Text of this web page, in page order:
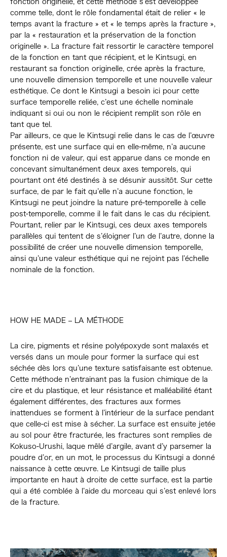
fonction originelle, et cette méthode s’est développée
comme telle, dont le rôle fondamental était de relier « le
temps avant la fracture » et « le temps après la fracture »,
par la « restauration et la préservation de la fonction
originelle ». La fracture fait ressortir le caractère temporel
de la fonction en tant que récipient, et le Kintsugi, en
restaurant sa fonction originelle, crée après la fracture,
une nouvelle dimension temporelle et une nouvelle valeur
esthétique. Ce dont le Kintsugi a besoin ici pour cette
surface temporelle reliée, c’est une échelle nominale
indiquant si oui ou non le récipient remplit son rôle en
tant que tel.
Par ailleurs, ce que le Kintsugi relie dans le cas de l’œuvre
présente, est une surface qui en elle-même, n’a aucune
fonction ni de valeur, qui est apparue dans ce monde en
concevant simultanément deux axes temporels, qui
pourtant ont été destinés à se désunir aussitôt. Sur cette
surface, de par le fait qu’elle n’a aucune fonction, le
Kintsugi ne peut joindre la nature pré-temporelle à celle
post-temporelle, comme il le fait dans le cas du récipient.
Pourtant, relier par le Kintsugi, ces deux axes temporels
parallèles qui tentent de s’éloigner l’un de l’autre, donne la
possibilité de créer une nouvelle dimension temporelle,
ainsi qu’une valeur esthétique qui ne rejoint pas l’échelle
nominale de la fonction.
HOW HE MADE – LA MÉTHODE
La cire, pigments et résine polyépoxyde sont malaxés et
versés dans un moule pour former la surface qui est
séchée dès lors qu’une texture satisfaisante est obtenue.
Cette méthode n’entrainant pas la fusion chimique de la
cire et du plastique, et leur résistance et malléabilité étant
également différentes, des fractures aux formes
inattendues se forment à l’intérieur de la surface pendant
que celle-ci est mise à sécher. La surface est ensuite jetée
au sol pour être fracturée, les fractures sont remplies de
Kokuso-Urushi, laque mêlé d’argile, avant d’y parsemer la
poudre d’or, en un mot, le processus du Kintsugi a donné
naissance à cette œuvre. Le Kintsugi de taille plus
importante en haut à droite de cette surface, est la partie
qui a été comblée à l’aide du morceau qui s’est enlevé lors
de la fracture.